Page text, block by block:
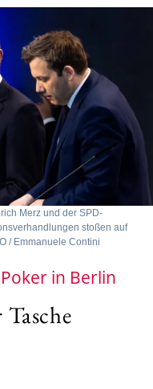
Merz und der SPD-
stoßen auf
/ Emmanuele Contini
Poker in Berlin